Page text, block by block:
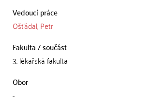
Vedoucí práce
Ošťádal, Petr
Fakulta / součást
3. lékařská fakulta
Obor
-